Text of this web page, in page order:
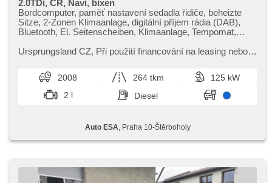
2.0TDi, ČR, Navi, bixen
Bordcomputer, paměť nastavení sedadla řidiče, beheizte
Sitze, 2-Zonen Klimaanlage, digitální příjem rádia (DAB),
Bluetooth, El. Seitenscheiben, Klimaanlage, Tempomat,
Anhängerkupplung, Bi Xenon-Scheinwerfer, täglich
Spiegel, Scheinwerferwaschanlagen, El. Dachfenster,
Servolenkung, Zentralverriegelung, beheizte Frontscheibe,
Zentralverriegelung mit Funkfernbedienung, Elektronisches
Stabilitätsprogramm (ESP), Nebelscheinwerfer, El.
brzda, Beifahrerairbagdeaktivierung, Wegfahrsperre, 6x
Airbag
Ursprungsland CZ,​ Při použití financování na leasing nebo
svátků) 9.00​-22.00...
2008 264 tkm
125 kW
2 l
Diesel
Auto ESA , Praha 10-Štěrboholy